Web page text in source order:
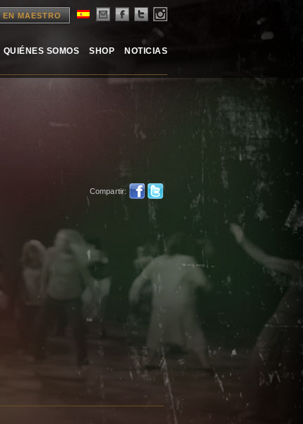
EN MAESTRO
QUIÉNES SOMOS SHOP NOTICIAS
Compartir: